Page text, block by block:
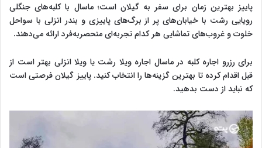
پاییز بهترین زمان برای سفر به گیلان است؛ ماسال با کلبه‌های جنگلی
رویایی رشت با خیابان‌های پر از برگ‌های پاییزی و بندر انزلی با سواحل
خلوت و غروب‌های تماشایی هر کدام تجربه‌ای منحصربه‌فرد ارائه می‌دهند.
برای رزرو اجاره کلبه در ماسال اجاره ویلا رشت یا ویلا انزلی بهتر است از
قبل اقدام کرده تا بهترین گزینه‌ها را انتخاب کنید. پاییز گیلان فرصتی است
که نباید از دست بدهید.